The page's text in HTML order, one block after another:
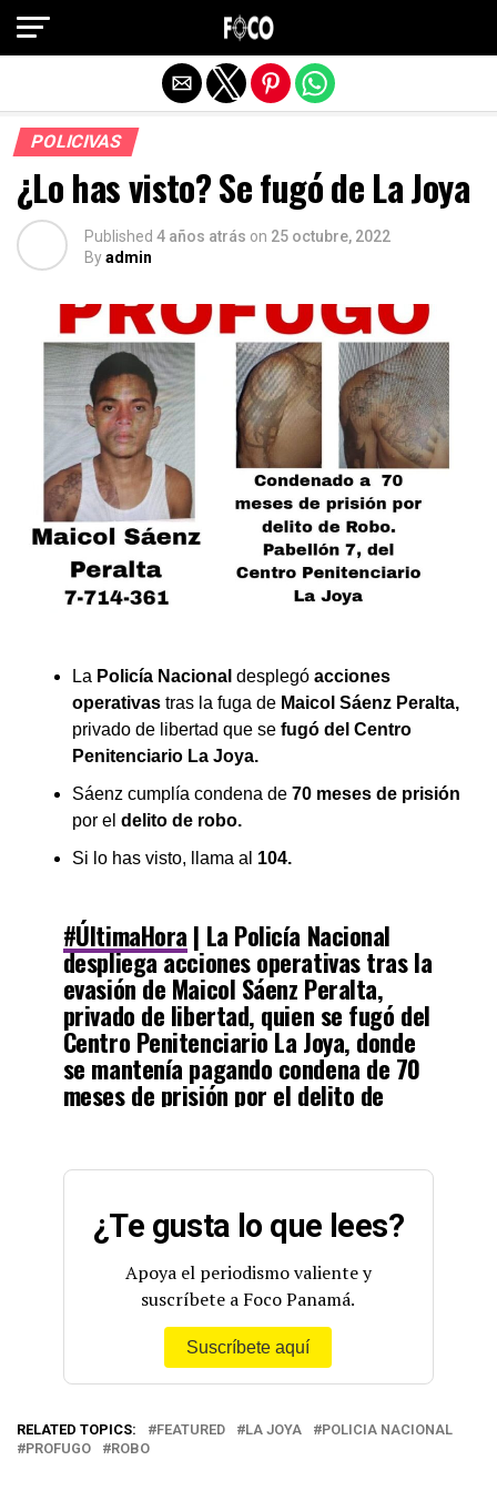
POLICIVAS
¿Lo has visto? Se fugó de La Joya
Published 4 años atrás on 25 octubre, 2022
Byadmin
La Policía Nacional desplegó acciones
operativas tras la fuga de Maicol Sáenz Peralta,
privado de libertad que se fugó del Centro
Penitenciario La Joya.
Sáenz cumplía condena de 70 meses de prisión
por el delito de robo.
Si lo has visto, llama al 104.
#ÚltimaHora | La Policía Nacional
despliega acciones operativas tras la
evasión de Maicol Sáenz Peralta,
privado de libertad, quien se fugó del
Centro Penitenciario La Joya, donde
se mantenía pagando condena de 70
meses de prisión por el delito de
¿Te gusta lo que lees?
Apoya el periodismo valiente y
suscríbete a Foco Panamá.
Suscríbete aquí
RELATED TOPICS: FEATURED LA JOYA
POLICIA NACIONAL
PROFUGO
ROBO
Salir de la versión móvil